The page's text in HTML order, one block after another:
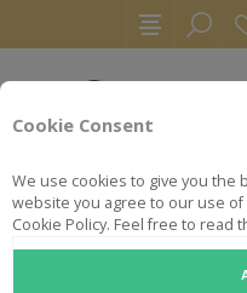
Cookie Consent
We use cookies to give you the
website you agree to our use
Cookie Policy. Feel free to read